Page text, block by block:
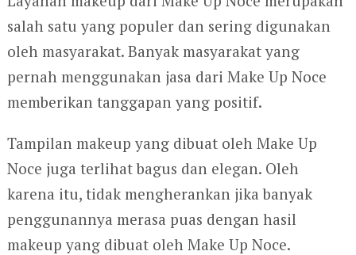
salah satu yang populer dan sering digunakan
oleh masyarakat. Banyak masyarakat yang
pernah menggunakan jasa dari Make Up Noce
memberikan tanggapan yang positif.
Tampilan makeup yang dibuat oleh Make Up
Noce juga terlihat bagus dan elegan. Oleh
karena itu, tidak mengherankan jika banyak
penggunannya merasa puas dengan hasil
makeup yang dibuat oleh Make Up Noce.